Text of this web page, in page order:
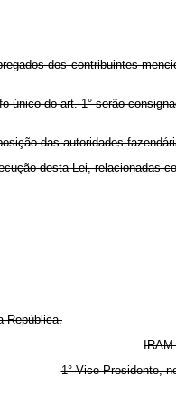
dos contribuintes
único do art. 1° serão
das autoridades
desta Lei, relacionadas
República.
IRAM
1° Vice-Presidente,